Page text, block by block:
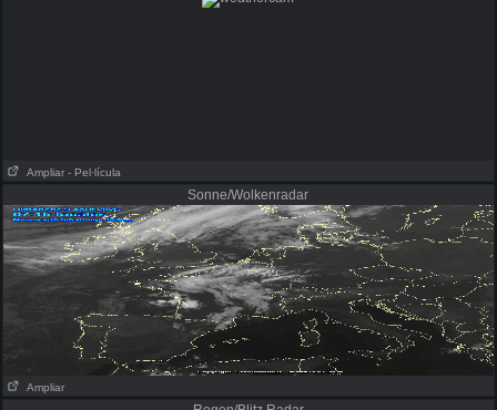
Ampliar - Pel·lícula
Sonne/Wolkenradar
Ampliar